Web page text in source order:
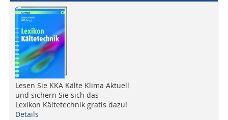
Lesen Sie KKA Kälte Klima Aktuell
und sichern Sie sich das
Lexikon Kältetechnik gratis dazu!
Details